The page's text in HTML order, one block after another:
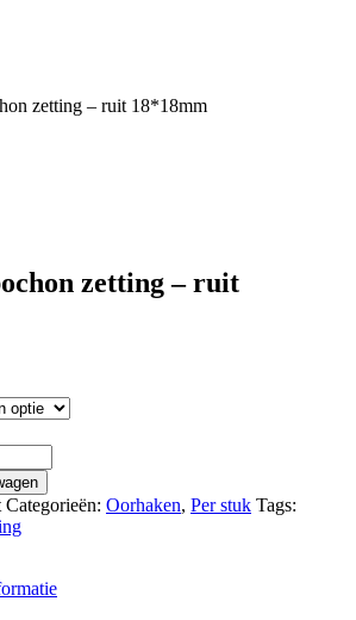
zetting – ruit 18*18mm
zetting – ruit
Categorieën: Oorhaken, Per stuk Tags: